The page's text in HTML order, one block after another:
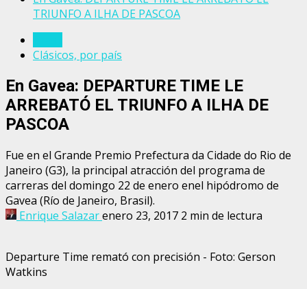
TRIUNFO A ILHA DE PASCOA
Clásicos, por país
En Gavea: DEPARTURE TIME LE
ARREBATÓ EL TRIUNFO A ILHA DE
PASCOA
Fue en el Grande Premio Prefectura da Cidade do Rio de
Janeiro (G3), la principal atracción del programa de
carreras del domingo 22 de enero enel hipódromo de
Gavea (Río de Janeiro, Brasil).
Enrique Salazarenero 23, 2017 2 min de lectura
Departure Time remató con precisión - Foto: Gerson
Watkins